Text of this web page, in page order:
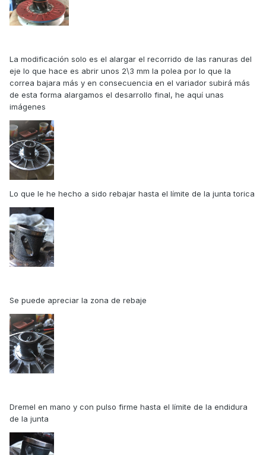
La modificación solo es el alargar el recorrido de las ranuras del
eje lo que hace es abrir unos 2\3 mm la polea por lo que la
correa bajara más y en consecuencia en el variador subirá más
de esta forma alargamos el desarrollo final, he aquí unas
imágenes
Lo que le he hecho a sido rebajar hasta el límite de la junta torica
Se puede apreciar la zona de rebaje
Dremel en mano y con pulso firme hasta el límite de la endidura
de la junta